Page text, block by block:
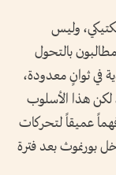
وليس
بالتحول
في ثوانٍ معدودة،
هذا الأسلوب
عميقاً لتحركات
بورنموث بعد فترة